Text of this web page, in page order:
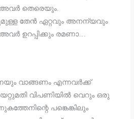
അവർ തെരെയും.
തേൻ ഏറ്റവും അനന്യവും
ഉറപ്പിക്കും രമണാ…
വാങ്ങണം എന്നവർക്ക്
വിപണിയിൽ വെറും ഒരു
പങ്കെങ്കിലും